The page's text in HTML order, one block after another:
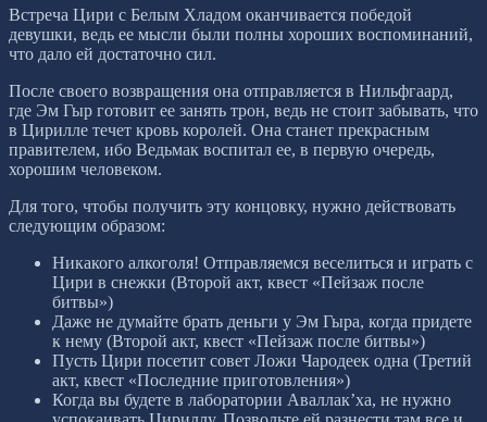
Встреча Цири с Белым Хладом оканчивается победой
девушки, ведь ее мысли были полны хороших воспоминаний,
что дало ей достаточно сил.
После своего возвращения она отправляется в Нильфгаард,
где Эм Гыр готовит ее занять трон, ведь не стоит забывать, что
в Цирилле течет кровь королей. Она станет прекрасным
правителем, ибо Ведьмак воспитал ее, в первую очередь,
хорошим человеком.
Для того, чтобы получить эту концовку, нужно действовать
следующим образом:
Никакого алкоголя! Отправляемся веселиться и играть с
Цири в снежки (Второй акт, квест «Пейзаж после
битвы»)
Даже не думайте брать деньги у Эм Гыра, когда придете
к нему (Второй акт, квест «Пейзаж после битвы»)
Пусть Цири посетит совет Ложи Чародеек одна (Третий
акт, квест «Последние приготовления»)
Когда вы будете в лаборатории Аваллак’ха, не нужно